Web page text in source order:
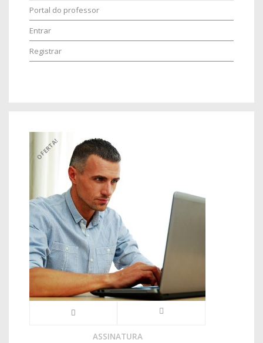
Portal do professor
Entrar
Registrar
OFERTA!
ASSINATURA